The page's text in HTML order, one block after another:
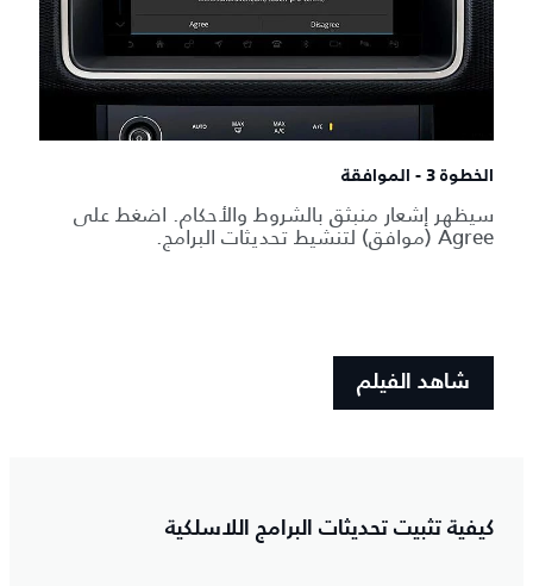
الخطوة 3 - الموافقة
سيظهر إشعار منبثق بالشروط والأحكام. اضغط على
Agree (موافق) لتنشيط تحديثات البرامج.
شاهد الفيلم
كيفية تثبيت تحديثات البرامج اللاسلكية